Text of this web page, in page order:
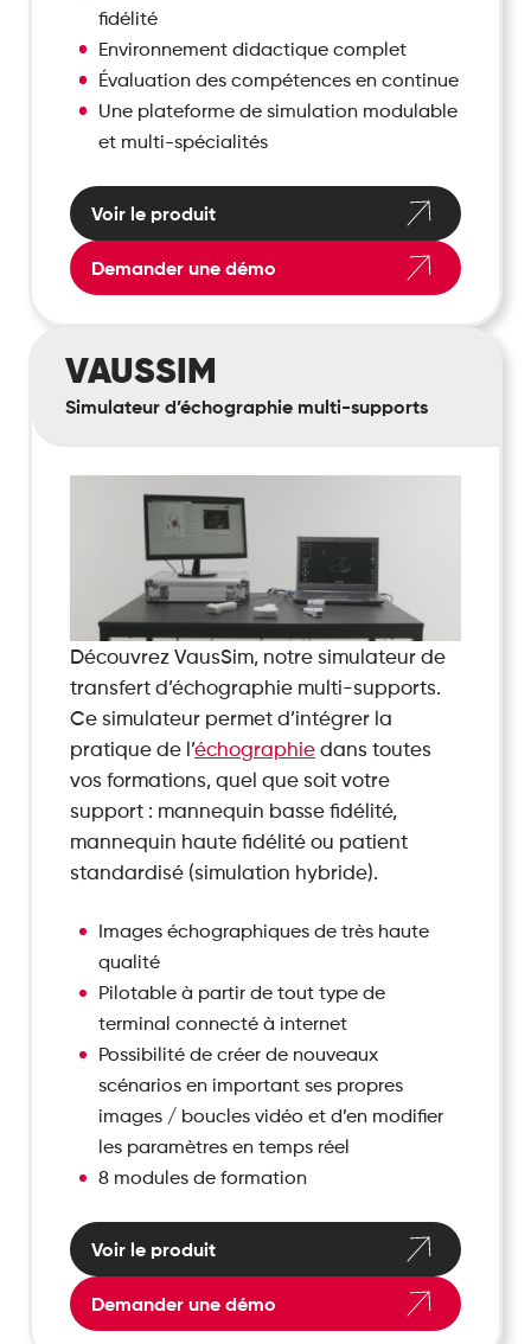
fidélité
Environnement didactique complet
Évaluation des compétences en continue
Une plateforme de simulation modulable
et multi-spécialités
Voir le produit
Demander une démo
VAUSSIM
Simulateur d’échographie multi-supports
Découvrez VausSim, notre simulateur de
transfert d’échographie multi-supports.
Ce simulateur permet d’intégrer la
pratique de l’échographie dans toutes
vos formations, quel que soit votre
support : mannequin basse fidélité,
mannequin haute fidélité ou patient
standardisé (simulation hybride).
Images échographiques de très haute
qualité
Pilotable à partir de tout type de
terminal connecté à internet
Possibilité de créer de nouveaux
scénarios en important ses propres
images / boucles vidéo et d’en modifier
les paramètres en temps réel
8 modules de formation
Voir le produit
Demander une démo